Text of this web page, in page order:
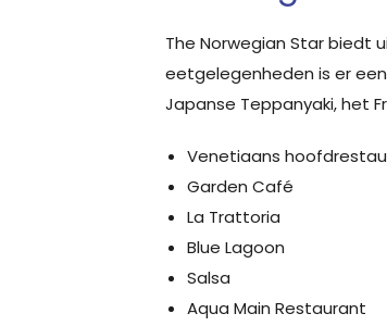
The Norwegian Star biedt
eetgelegenheden is er
Japanse Teppanyaki, het
Venetiaans
Garden Café
La Trattoria
Blue Lagoon
Salsa
Aqua Main Restaurant